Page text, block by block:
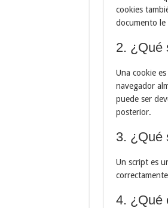
cookies
documento le
2. ¿Qué
Una cookie
navegador
puede ser
posterior.
3. ¿Qué
Un script es
4. ¿Qué